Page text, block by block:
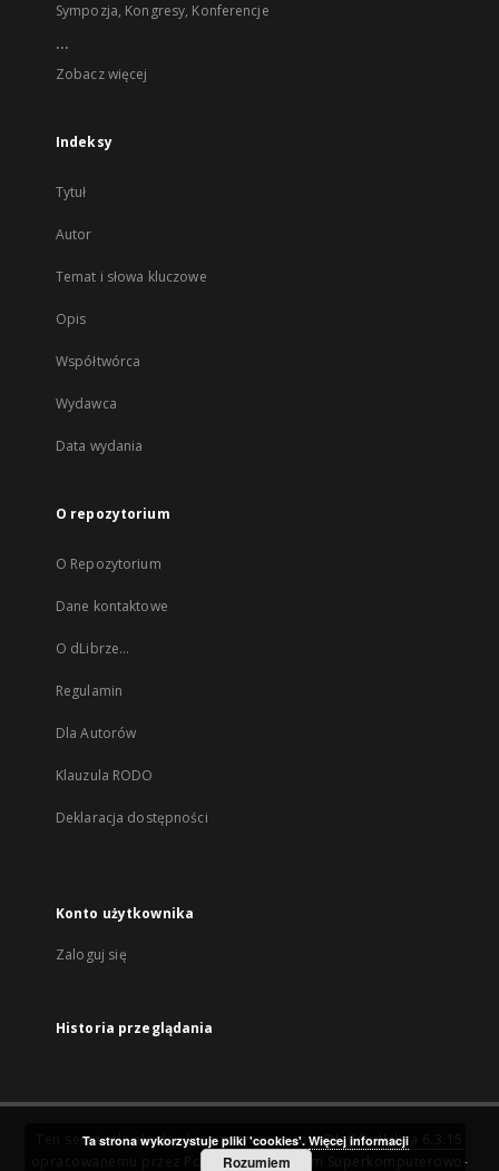
Sympozja, Kongresy, Konferencje
...
Zobacz więcej
Indeksy
Tytuł
Autor
Temat i słowa kluczowe
Opis
Współtwórca
Wydawca
Data wydania
O repozytorium
O Repozytorium
Dane kontaktowe
O dLibrze...
Regulamin
Dla Autorów
Klauzula RODO
Deklaracja dostępności
Konto użytkownika
Zaloguj się
Historia przeglądania
Ten serwis działa dzięki oprogramowaniuDInGO dLibra 6.3.15
Poznańskie Centrum Superkomputerowo-
Ta strona wykorzystuje pliki 'cookies'. Więcej informacji
Rozumiem